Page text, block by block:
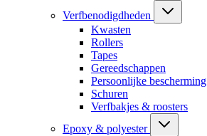
Verfbenodigdheden
Kwasten
Rollers
Tapes
Gereedschappen
Persoonlijke bescherming
Schuren
Verfbakjes & roosters
Epoxy & polyester